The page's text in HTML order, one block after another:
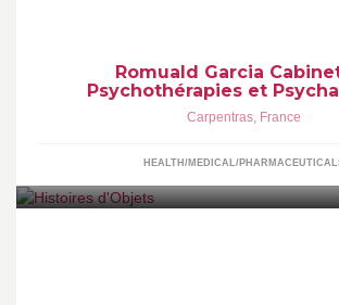
Romuald Garcia
Psychothérapies et
Carpentras, France
HEALTH/MEDICAL/